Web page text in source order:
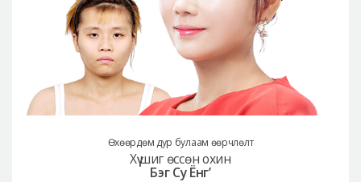
Өхөөрдөм дур булаам өөрчлөлт
Хүү шиг өссөн охин
Бэг Су Ёнг’